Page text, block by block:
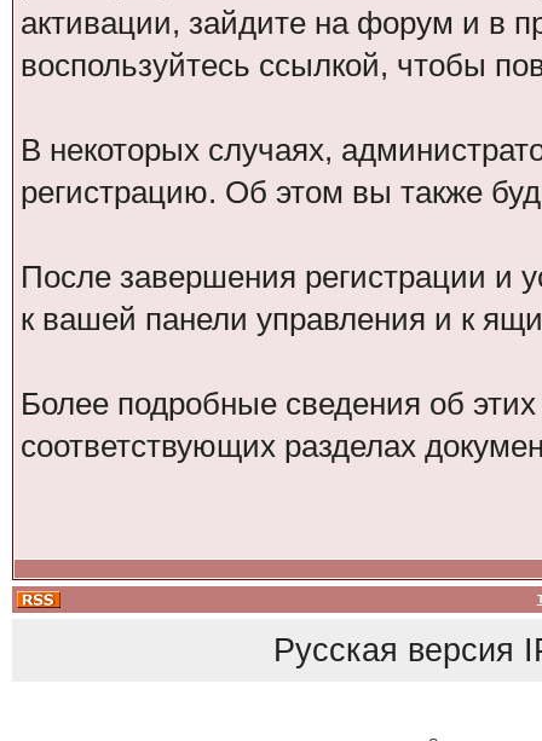
активации, зайдите на форум и в
воспользуйтесь ссылкой, чтобы
В некоторых случаях,
регистрацию. Об этом вы также
После завершения регистрации и
к вашей панели управления и к
Более подробные сведения об
соответствующих разделах
Русская версия